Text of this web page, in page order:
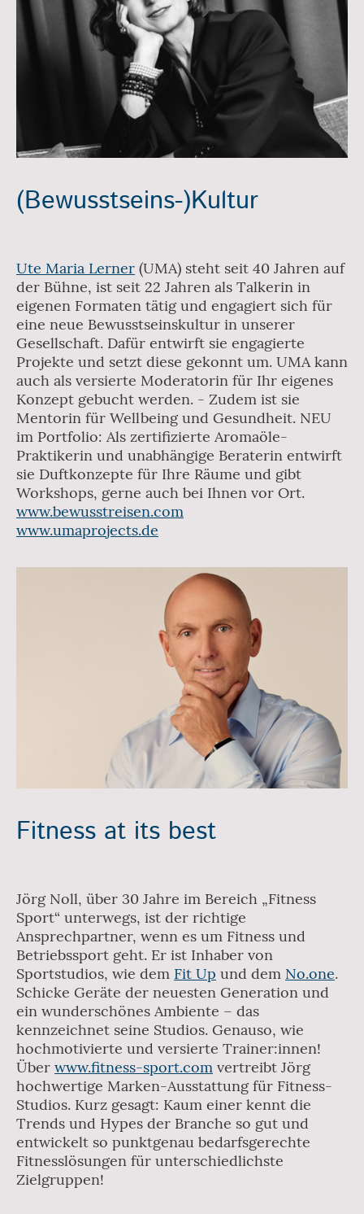
(Bewusstseins-)Kultur
Ute Maria Lerner (UMA) steht seit 40 Jahren auf
der Bühne, ist seit 22 Jahren als Talkerin in
eigenen Formaten tätig und engagiert sich für
eine neue Bewusstseinskultur in unserer
Gesellschaft. Dafür entwirft sie engagierte
Projekte und setzt diese gekonnt um. UMA kann
auch als versierte Moderatorin für Ihr eigenes
Konzept gebucht werden. - Zudem ist sie
Mentorin für Wellbeing und Gesundheit. NEU
im Portfolio: Als zertifizierte Aromaöle-
Praktikerin und unabhängige Beraterin entwirft
sie Duftkonzepte für Ihre Räume und gibt
Workshops, gerne auch bei Ihnen vor Ort.
www.bewusstreisen.com
www.umaprojects.de
Fitness at its best
Jörg Noll, über 30 Jahre im Bereich „Fitness
Sport“ unterwegs, ist der richtige
Ansprechpartner, wenn es um Fitness und
Betriebssport geht. Er ist Inhaber von
Sportstudios, wie dem Fit Up und dem No.one.
Schicke Geräte der neuesten Generation und
ein wunderschönes Ambiente – das
kennzeichnet seine Studios. Genauso, wie
hochmotivierte und versierte Trainer:innen!
Über www.fitness-sport.com vertreibt Jörg
hochwertige Marken-Ausstattung für Fitness-
Studios. Kurz gesagt: Kaum einer kennt die
Trends und Hypes der Branche so gut und
entwickelt so punktgenau bedarfsgerechte
Fitnesslösungen für unterschiedlichste
Zielgruppen!